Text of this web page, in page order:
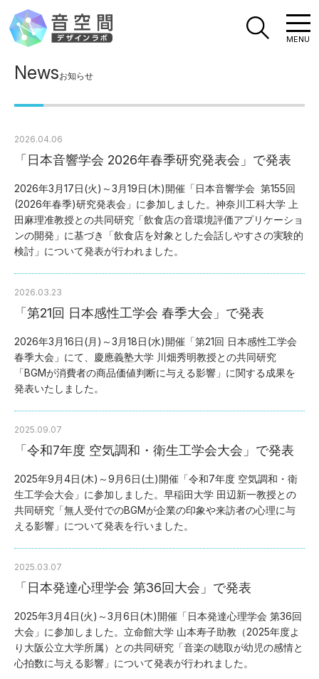
MENU
Newsお知らせ
2026.04.06
「日本音響学会 2026年春季研究発表会」で発表
2026年3月17日(火)～3月19日(木)開催「日本音響学会 第155回
(2026年春季)研究発表会」に参加しました。神奈川工科大学 上
田麻理准教授との共同研究「飲食店の音環境評価アプリケーショ
ンの開発」に基づき「飲食店を対象とした会話しやすさの実験的
検討」について発表が行われました。
2026.03.23
「第21回 日本感性工学会 春季大会」で発表
2026年3月16日(月)～3月18日(水)開催「第21回 日本感性工学会
春季大会」にて、慶應義塾大学 川畑秀明教授との共同研究
「BGMが消費者の商品価値判断に与える影響」に関する成果を
発表いたしました。
2025.09.07
「令和7年度 空気調和・衛生工学会大会」で発表
2025年9月4日(木)～9月6日(土)開催「令和7年度 空気調和・衛
生工学会大会」に参加しました。早稲田大学 田辺新一教授との
共同研究「無人受付でのBGMが企業の印象や来訪者の心理に与
える影響」について発表を行いました。
2025.03.07
「日本発達心理学会 第36回大会」で発表
2025年3月4日(火)～3月6日(木)開催「日本発達心理学会 第36回
大会」に参加しました。立命館大学 山本寿子助教（2025年度よ
り大阪公立大学所属）
との共同研究「音楽の聴取が幼児の感情と
心拍数に与える影響」 について発表が行われました。